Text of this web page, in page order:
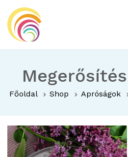
Ugrás
tartalomhoz
Főoldal Shop Apróságok